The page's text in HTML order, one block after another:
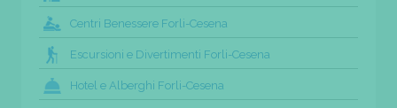
Centri Benessere Forli-Cesena
Escursioni e Divertimenti Forli-Cesena
Hotel e Alberghi Forli-Cesena